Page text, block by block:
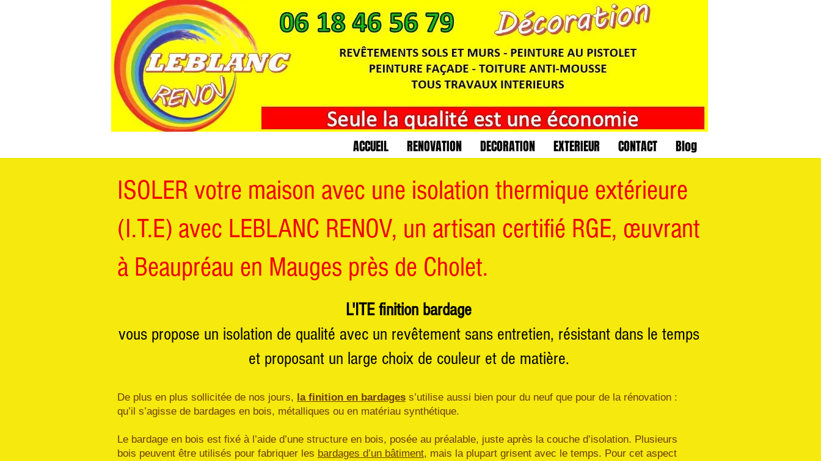
ACCUEIL RENOVATION DECORATION EXTERIEUR CONTACT Blog
ISOLER votre maison avec une isolation thermique extérieure
(I.T.E) avec LEBLANC RENOV, un artisan certifié RGE, œuvrant
à Beaupréau en Mauges près de Cholet.
L'ITE finition bardage
vous propose un isolation de qualité avec un revêtement sans entretien, résistant dans le temps
et proposant un large choix de couleur et de matière.
De plus en plus sollicitée de nos jours, la finition en bardages s’utilise aussi bien pour du neuf que pour de la rénovation :
qu’il s’agisse de bardages en bois, métalliques ou en matériau synthétique.
Le bardage en bois est fixé à l’aide d’une structure en bois, posée au préalable, juste après la couche d’isolation. Plusieurs
bois peuvent être utilisés pour fabriquer les bardages d’un bâtiment, mais la plupart grisent avec le temps. Pour cet aspect